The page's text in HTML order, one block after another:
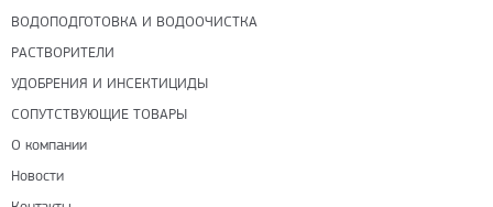
ВОДОПОДГОТОВКА И ВОДООЧИСТКА
РАСТВОРИТЕЛИ
УДОБРЕНИЯ И ИНСЕКТИЦИДЫ
СОПУТСТВУЮЩИЕ ТОВАРЫ
О компании
Новости